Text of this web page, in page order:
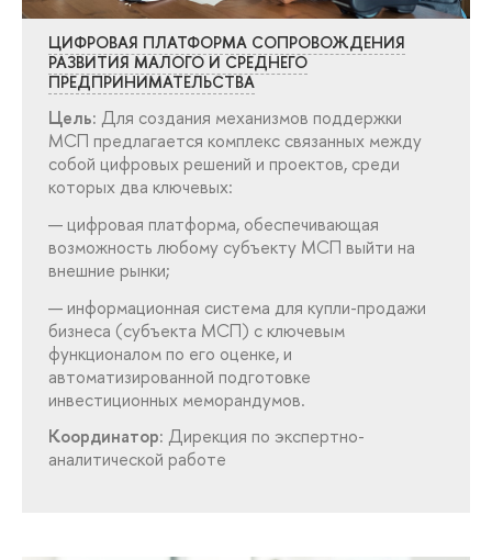
ЦИФРОВАЯ ПЛАТФОРМА СОПРОВОЖДЕНИЯ
РАЗВИТИЯ МАЛОГО И СРЕДНЕГО
ПРЕДПРИНИМАТЕЛЬСТВА
Цель: Для создания механизмов поддержки
МСП предлагается комплекс связанных между
собой цифровых решений и проектов, среди
которых два ключевых:
цифровая платформа, обеспечивающая
озможность любому субъекту МСП выйти на
нешние рынки;
информационная система для купли-продажи
изнеса (субъекта МСП) с ключевым
функционалом по его оценке, и
автоматизированной подготовке
инвестиционных меморандумов.
Координатор: Дирекция по экспертно-
аналитической работе